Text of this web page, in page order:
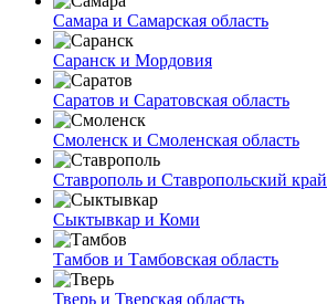
Самара и Самарская область
Саранск и Мордовия
Саратов и Саратовская область
Смоленск и Смоленская область
Ставрополь и Ставропольский край
Сыктывкар и Коми
Тамбов и Тамбовская область
Тверь и Тверская область